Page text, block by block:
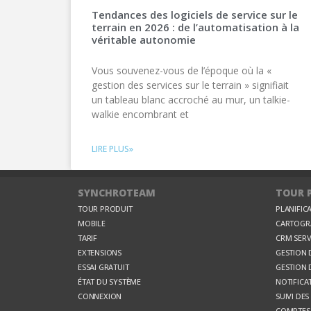
Tendances des logiciels de service sur le
terrain en 2026 : de l’automatisation à la
véritable autonomie
Vous souvenez-vous de l’époque où la «
gestion des services sur le terrain » signifiait
un tableau blanc accroché au mur, un talkie-
walkie encombrant et
LIRE PLUS»
SYNCHROTEAM
TOUR PRODUIT
MOBILE
TARIF
EXTENSIONS
ESSAI GRATUIT
ÉTAT DU SYSTÈME
CONNEXION
TOUR
CRM
GESTION
GESTION
SUIVI